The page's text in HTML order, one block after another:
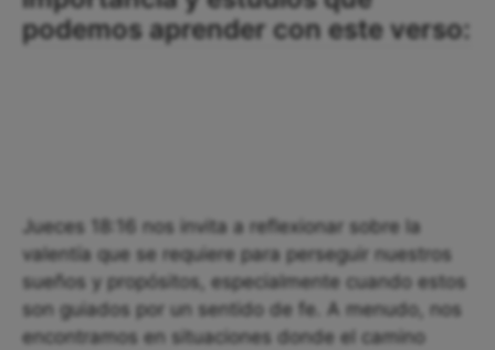
podemos aprender con este verso:
Jueces 18:16 nos invita a reflexionar sobre la
valentía que se requiere para perseguir nuestros
sueños y propósitos, especialmente cuando estos
son guiados por un sentido de fe. A menudo, nos
encontramos en situaciones donde el camino